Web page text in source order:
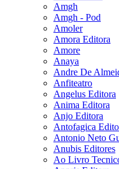
Amgh
Amgh - Pod
Amoler
Amora Editora
Amore
Anaya
Andre De
Anfiteatro
Angelus Editora
Anima Editora
Anjo Editora
Antofagica
Antonio Neto
Anubis Editores
Ao Livro